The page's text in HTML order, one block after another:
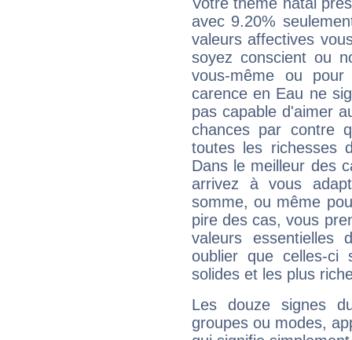
avec 9.20%
valeurs affectives
soyez conscient ou
vous-même ou
carence en Eau ne
pas capable d'aimer
chances par contre
toutes les richesses
Dans le meilleur des
arrivez à vous
somme, ou même
pire des cas, vous
valeurs
oublier que celles-
solides et les plus
Les douze signes
groupes ou modes,